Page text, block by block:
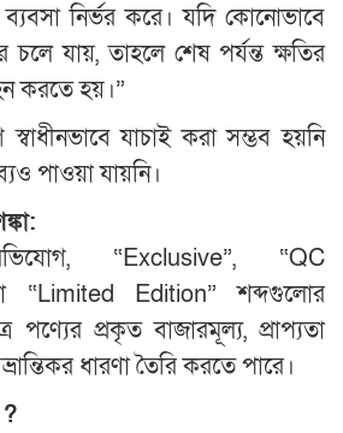
নির্ভর করে। যদি কোনোভাবে
চলে যায়, তাহলে শেষ পর্যন্ত ক্ষতির
করতে হয়।”
যাচাই করা সম্ভব হয়নি
পাওয়া যায়নি।
“Exclusive”, “QC
“Limited Edition” শব্দগুলোর
পণ্যের প্রকৃত বাজারমূল্য, প্রাপ্যতা
ধারণা তৈরি করতে পারে।